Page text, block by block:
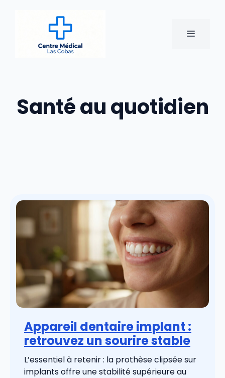
MENU
Santé au quotidien
Appareil dentaire implant :
retrouvez un sourire stable
L’essentiel à retenir : la prothèse clipsée sur
implants offre une stabilité supérieure au